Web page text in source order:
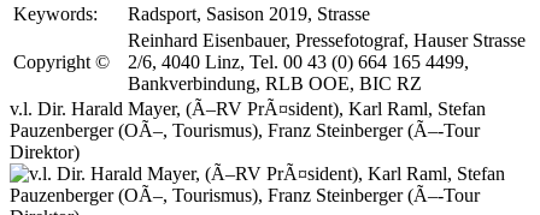
Keywords:
Radsport, Sasison 2019, Strasse
Copyright ©
Reinhard Eisenbauer, Pressefotograf, Hauser Strasse
2/6, 4040 Linz, Tel. 00 43 (0) 664 165 4499,
Bankverbindung, RLB OOE, BIC RZ
v.l. Dir. Harald Mayer, (Ã–RV PrÃ¤sident), Karl Raml, Stefan
Pauzenberger (OÃ–, Tourismus), Franz Steinberger (Ã–-Tour
Direktor)